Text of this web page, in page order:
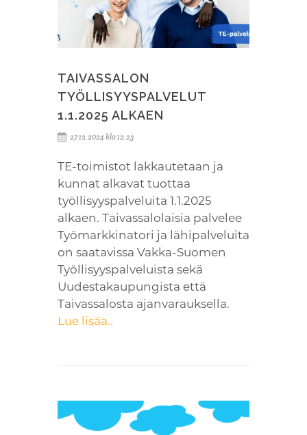
TAIVASSALON
TYÖLLISYYSPALVELUT
1.1.2025 ALKAEN
27.12.2024 klo 12.23
TE-toimistot lakkautetaan ja
kunnat alkavat tuottaa
työllisyyspalveluita 1.1.2025
alkaen. Taivassalolaisia palvelee
Työmarkkinatori ja lähipalveluita
on saatavissa Vakka-Suomen
Työllisyyspalveluista sekä
Uudestakaupungista että
Taivassalosta ajanvarauksella.
Lue lisää..